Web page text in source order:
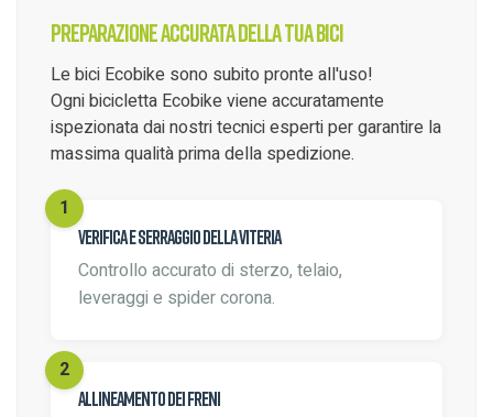
Preparazione accurata della tua bici
Le bici Ecobike sono subito pronte all'uso!
Ogni bicicletta Ecobike viene accuratamente
ispezionata dai nostri tecnici esperti per garantire la
massima qualità prima della spedizione.
Verifica e serraggio della viteria
Controllo accurato di sterzo, telaio,
leveraggi e spider corona.
Allineamento dei freni